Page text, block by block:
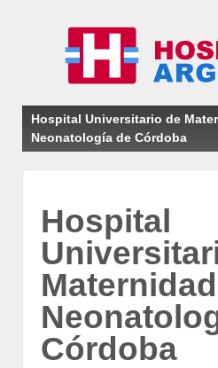
Hospital Universitario de
Neonatología de Córdoba
Hospital
Córdoba